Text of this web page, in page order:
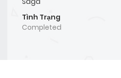
Tình Trạng
Completed